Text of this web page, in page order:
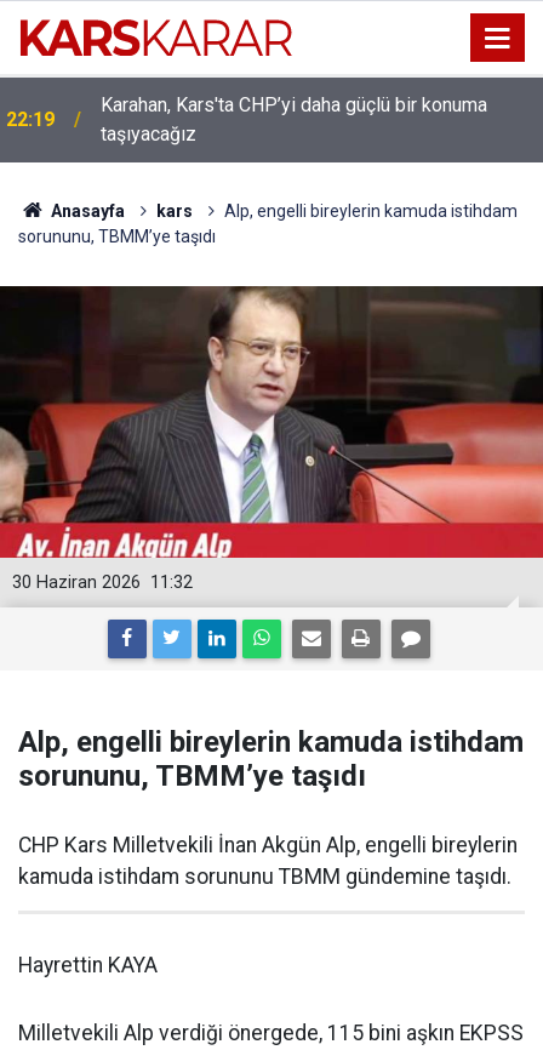
Karahan, Kars'ta CHP’yi daha güçlü bir konuma
taşıyacağız
16:15
Uludaşdemir, YENİ Parti’nin kurucu il başkanlığı
görevine getirildi
Anasayfa kars
Alp, engelli bireylerin kamuda istihdam
sorununu, TBMM’ye taşıdı
11:32
30 Haziran 2026
Alp, engelli bireylerin kamuda istihdam
sorununu, TBMM’ye taşıdı
CHP Kars Milletvekili İnan Akgün Alp, engelli bireylerin
kamuda istihdam sorununu TBMM gündemine taşıdı.
Hayrettin KAYA
Milletvekili Alp verdiği önergede, 115 bini aşkın EKPSS